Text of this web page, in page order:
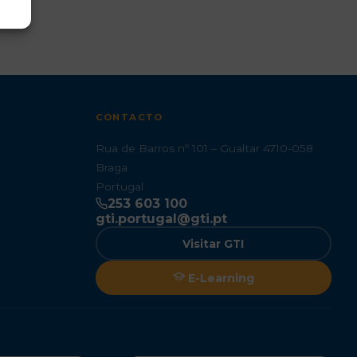
CONTACTO
Rua de Barros nº 101 – Gualtar 4710-058
Braga
Portugal
253 603 100
gti.portugal@gti.pt
Visitar GTI
E-Learning